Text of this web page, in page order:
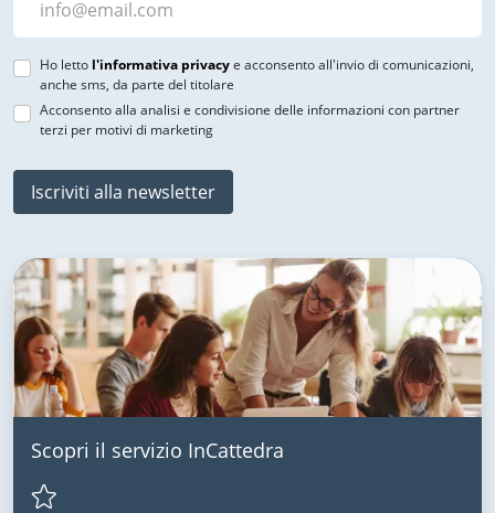
Ho letto l'informativa privacye acconsento all'invio di comunicazioni,
anche sms, da parte del titolare
Acconsento alla analisi e condivisione delle informazioni con partner
terzi per motivi di marketing
Iscriviti alla newsletter
Scopri il servizio InCattedra